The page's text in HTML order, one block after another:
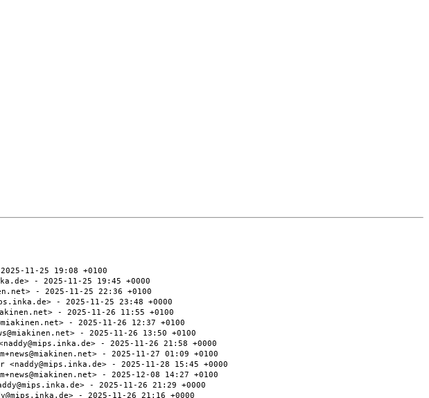
11-25 19:08 +0100
- 2025-11-25 19:45 +0000
- 2025-11-25 22:36 +0100
- 2025-11-25 23:48 +0000
- 2025-11-26 11:55 +0100
- 2025-11-26 12:37 +0100
- 2025-11-26 13:50 +0100
- 2025-11-26 21:58 +0000
- 2025-11-27 01:09 +0100
<naddy@mips.inka.de> - 2025-11-28 15:45 +0000
- 2025-12-08 14:27 +0100
- 2025-11-26 21:29 +0000
- 2025-11-26 21:16 +0000